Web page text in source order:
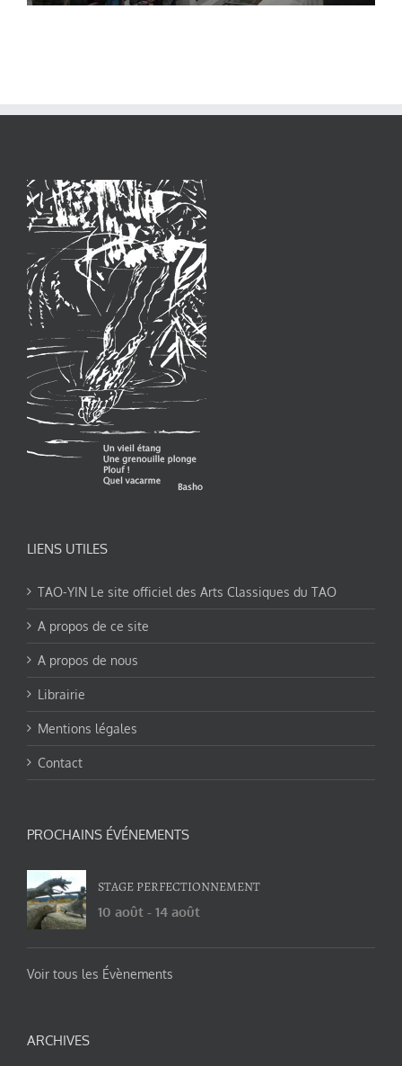
LIENS UTILES
TAO-YIN Le site officiel des Arts Classiques du TAO
A propos de ce site
A propos de nous
Librairie
Mentions légales
Contact
PROCHAINS ÉVÉNEMENTS
STAGE PERFECTIONNEMENT
10 août - 14 août
Voir tous les Évènements
ARCHIVES